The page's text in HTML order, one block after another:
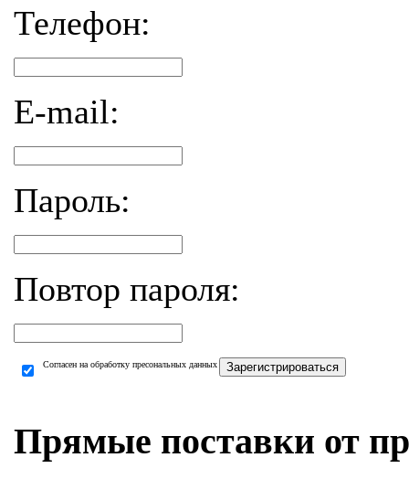
Телефон:
E-mail:
Пароль:
Повтор пароля:
Согласен на обработку пресональных данных Зарегистрироваться
Прямые поставки от